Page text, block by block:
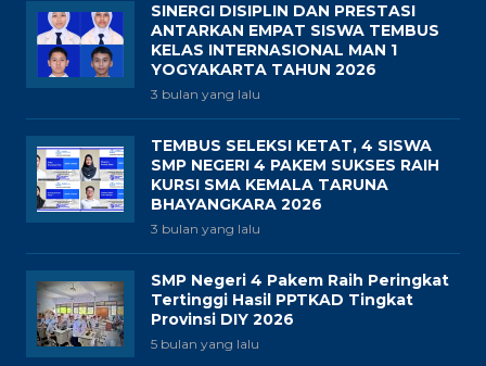
SINERGI DISIPLIN DAN PRESTASI
ANTARKAN EMPAT SISWA TEMBUS
KELAS INTERNASIONAL MAN 1
YOGYAKARTA TAHUN 2026
3 bulan yang lalu
TEMBUS SELEKSI KETAT, 4 SISWA
SMP NEGERI 4 PAKEM SUKSES RAIH
KURSI SMA KEMALA TARUNA
BHAYANGKARA 2026
3 bulan yang lalu
SMP Negeri 4 Pakem Raih Peringkat
Tertinggi Hasil PPTKAD Tingkat
Provinsi DIY 2026
5 bulan yang lalu